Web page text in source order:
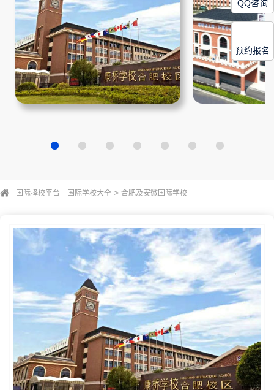
国际择校平台 国际学校大全 > 合肥及安徽国际学校
QQ咨询
预约报名